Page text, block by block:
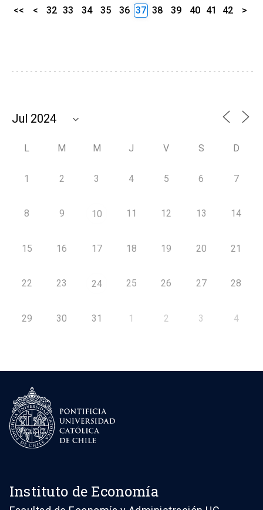
<< < 32 33 34 35 36 37 38 39 40 41 42 >
L M M J V S D
1 2 3 4 5 6 7
8 9 10 11 12 13 14
15 16 17 18 19 20 21
22 23 24 25 26 27 28
29 30 31 1 2 3 4
Instituto de Economía